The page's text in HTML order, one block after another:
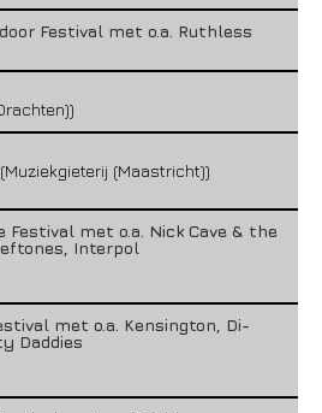
Festival met o.a. Ruthless
(Maastricht))
Festival met o.a. Nick Cave & the
Interpol
met o.a. Kensington, Di-
Daddies